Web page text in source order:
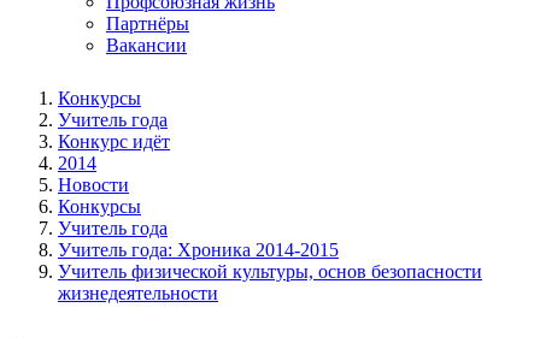
Партнёры
Вакансии
Конкурсы
Учитель года
Конкурс идёт
2014
Новости
Конкурсы
Учитель года
Учитель года: Хроника 2014-2015
Учитель физической культуры, основ безопасности
жизнедеятельности